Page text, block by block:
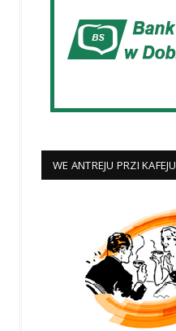
WE ANTREJU PRZI KAFEJU